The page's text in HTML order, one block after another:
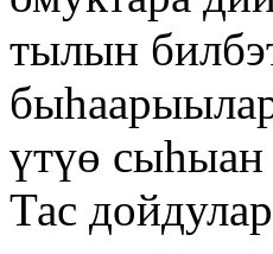
тылын
үтүө сыһыан
Тас